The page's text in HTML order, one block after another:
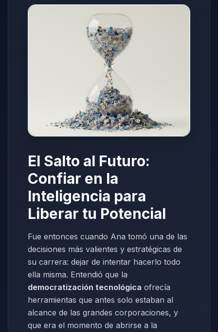
El Salto al Futuro:
Confiar en la
Inteligencia para
Liberar tu Potencial
Fue entonces cuando Ana tomó una de las
decisiones más valientes y estratégicas de
su carrera: dejar de intentar hacerlo todo
ella misma. Entendió que la
democratización tecnológica ofrecía
herramientas que antes solo estaban al
alcance de las grandes corporaciones, y
que era el momento de abrirse a la